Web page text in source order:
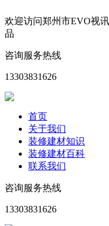
欢迎访问郑州市EVO视
品
咨询服务热线
13303831626
首页
关于我们
装修建材知识
装修建材百科
联系我们
咨询服务热线
13303831626